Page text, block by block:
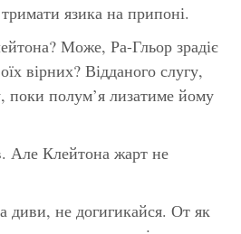
язика на припоні.
Може, Ра-Гльор зрадіє
вірних? Відданого слугу,
поки полум’я лизатиме йому
Але Клейтона жарт не
не догигикайся. От як